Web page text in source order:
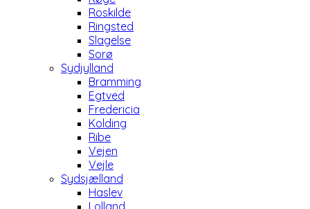
Roskilde
Ringsted
Slagelse
Sorø
Sydjylland
Bramming
Egtved
Fredericia
Kolding
Ribe
Vejen
Vejle
Sydsjælland
Haslev
Lolland